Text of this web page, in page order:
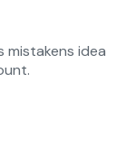
mistakens idea